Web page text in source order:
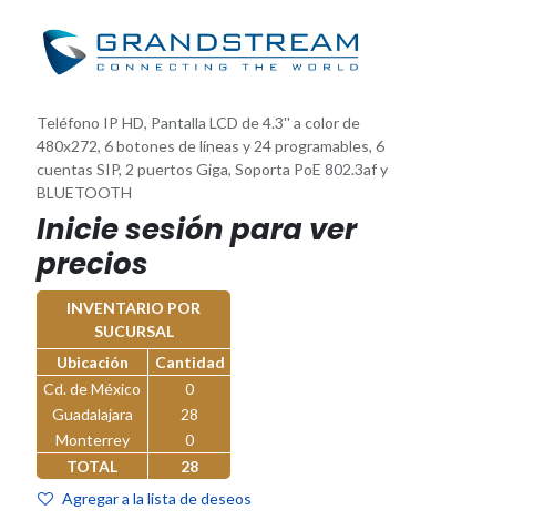
Teléfono IP HD, Pantalla LCD de 4.3'' a color de
480x272, 6 botones de líneas y 24 programables, 6
cuentas SIP, 2 puertos Giga, Soporta PoE 802.3af y
BLUETOOTH
Inicie sesión para ver
precios
INVENTARIO POR
SUCURSAL
Ubicación
Cantidad
Cd. de México
0
Guadalajara
28
Monterrey
0
TOTAL
28
Agregar a la lista de deseos